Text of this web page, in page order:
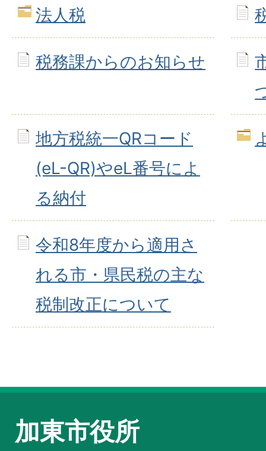
法人税
税務課からのお知らせ
地方税統一QRコード
(eL-QR)やeL番号によ
る納付
令和8年度から適用さ
れる市・県民税の主な
税制改正について
加東市役所